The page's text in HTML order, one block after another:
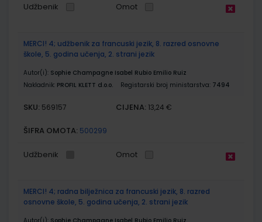
Udžbenik Omot
MERCI! 4; udžbenik za francuski jezik, 8. razred osnovne
škole, 5. godina učenja, 2. strani jezik
Autor(i): Sophie Champagne Isabel Rubio Emilio Ruiz
Nakladnik: PROFIL KLETT d.o.o. Registarski broj ministarstva: 7494
SKU: 569157 CIJENA: 13,24 €
ŠIFRA OMOTA: 500299
Udžbenik Omot
MERCI! 4; radna bilježnica za francuski jezik, 8. razred
osnovne škole, 5. godina učenja, 2. strani jezik